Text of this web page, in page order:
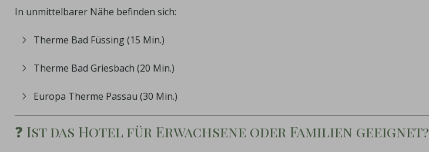
In unmittelbarer Nähe befinden sich:
Therme Bad Füssing (15 Min.)
Therme Bad Griesbach (20 Min.)
Europa Therme Passau (30 Min.)
❓ Ist das Hotel für Erwachsene oder Familien geeignet?